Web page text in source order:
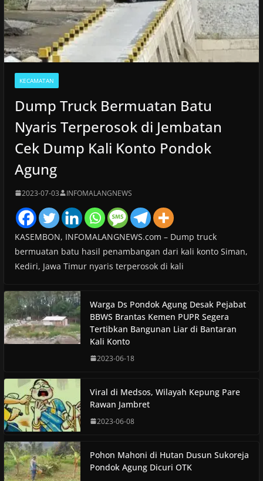
KECAMATAN
Dump Truck Bermuatan Batu
Nyaris Terperosok di Jembatan
Cek Dump Kali Konto Pondok
Agung
2023-07-03 INFOMALANGNEWS
KASEMBON, INFOMALANGNEWS.com – Dump truck
bermuatan batu hasil penambangan dari kali konto Siman,
Kediri, Jawa Timur nyaris terperosok di kali
Warga Ds Pondok Agung Desak Pejabat
BBWS Brantas Kemen PUPR Segera
Tertibkan Bangunan Liar di Bantaran
Kali Konto
2023-06-18
Viral di Medsos, Wilayah Kepung Pare
Rawan Jambret
2023-06-08
Pohon Mahoni di Hutan Dusun Sukoreja
Pondok Agung Dicuri OTK